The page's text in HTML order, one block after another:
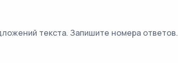
текста. Запишите номера ответов.